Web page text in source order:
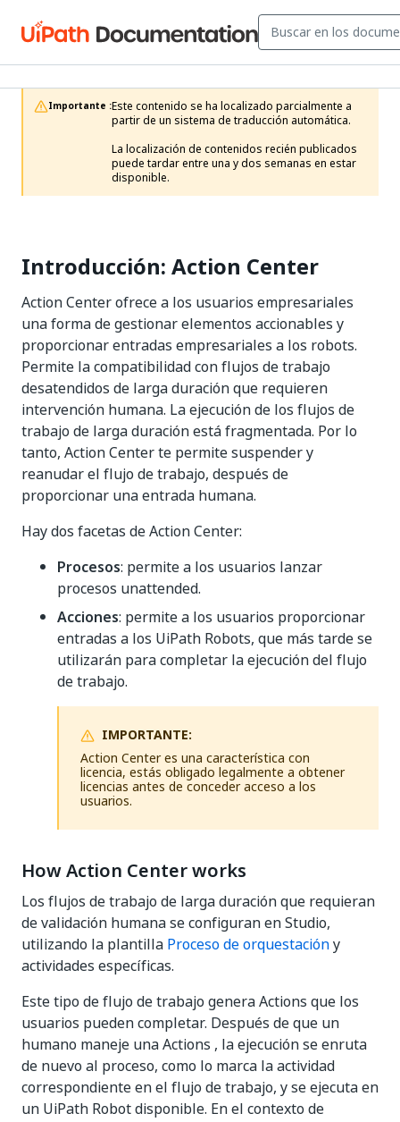
Importante :Este contenido se ha localizado parcialmente a
partir de un sistema de traducción automática.
La localización de contenidos recién publicados
puede tardar entre una y dos semanas en estar
disponible.
Introducción: Action Center
Action Centerofrece a los usuarios empresariales
una forma de gestionar elementos accionables y
proporcionar entradas empresariales a los robots.
Permite la compatibilidad con flujos de trabajo
desatendidos de larga duración que requieren
intervención humana. La ejecución de los flujos de
trabajo de larga duración está fragmentada. Por lo
tanto, Action Center te permite suspender y
reanudar el flujo de trabajo, después de
proporcionar una entrada humana.
Hay dos facetas de Action Center:
Procesos: permite a los usuarios lanzar
procesos unattended.
Acciones: permite a los usuarios proporcionar
entradas a los UiPath Robots, que más tarde se
utilizarán para completar la ejecución del flujo
de trabajo.
IMPORTANTE:
Action Center es una característica con
licencia, estás obligado legalmente a obtener
licencias antes de conceder acceso a los
usuarios.
How Action Center works
Los flujos de trabajo de larga duración que requieran
de validación humana se configuran en Studio,
utilizando la plantilla Proceso de orquestacióny
actividades específicas.
Este tipo de flujo de trabajo genera Actions que los
usuarios pueden completar. Después de que un
humano maneje una Actions , la ejecución se enruta
de nuevo al proceso, como lo marca la actividad
correspondiente en el flujo de trabajo, y se ejecuta en
un UiPath Robot disponible. En el contexto de